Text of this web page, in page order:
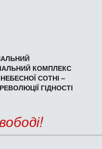
КОМПЛЕКС
СОТНІ –
ГІДНОСТІ